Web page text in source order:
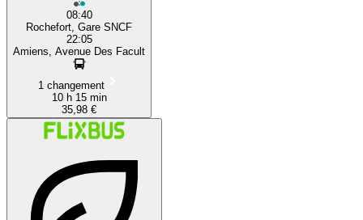
08:40
Rochefort, Gare SNCF
22:05
Amiens, Avenue Des Facult
1 changement
10 h 15 min
35,98 €